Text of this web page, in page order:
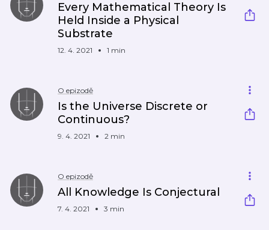
Every Mathematical Theory Is
Held Inside a Physical
Substrate
12. 4. 2021 1 min
O epizodě
Is the Universe Discrete or
Continuous?
9. 4. 2021 2 min
O epizodě
All Knowledge Is Conjectural
7. 4. 2021 3 min